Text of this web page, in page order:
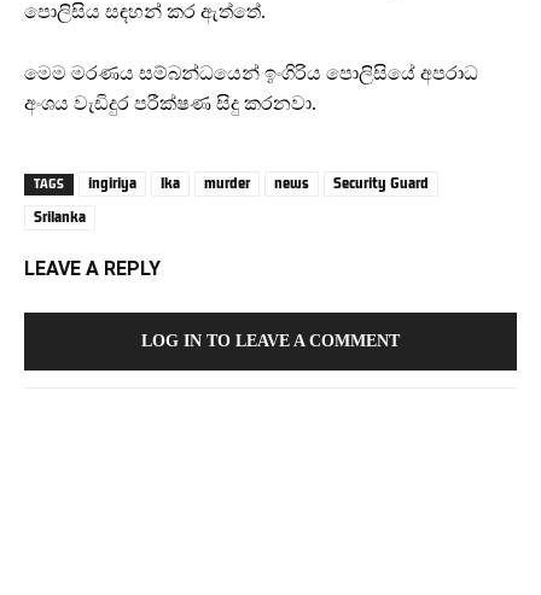
පොලිසිය සඳහන් කර ඇත්තේ.
මෙම මරණය සම්බන්ධයෙන් ඉංගිරිය පොලිසියේ අපරාධ
අංශය වැඩිදුර පරීක්ෂණ සිදු කරනවා.
TAGS ingiriya lka murder news
Security Guard
Srilanka
LEAVE A REPLY
LOG IN TO LEAVE A COMMENT